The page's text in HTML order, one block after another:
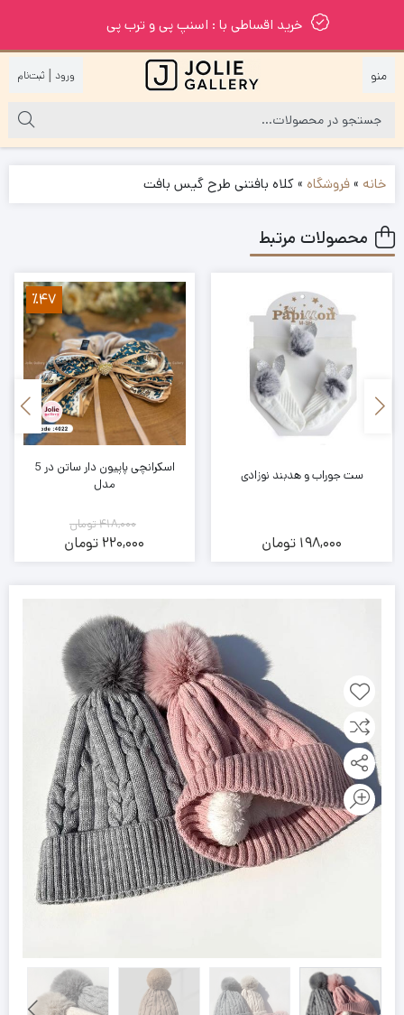
خرید اقساطی با : اسنپ پی و ترب پی
|
خانه »فروشگاه »کلاه بافتنی طرح گیس بافت
محصولات مرتبط
ست جوراب و هدبند نوزادی
198,000 تومان
٪47
اسکرانچی پاپیون دار ساتن در 5
مدل
418,000تومان
تومان
بود.
220,000 تومان
تومان.